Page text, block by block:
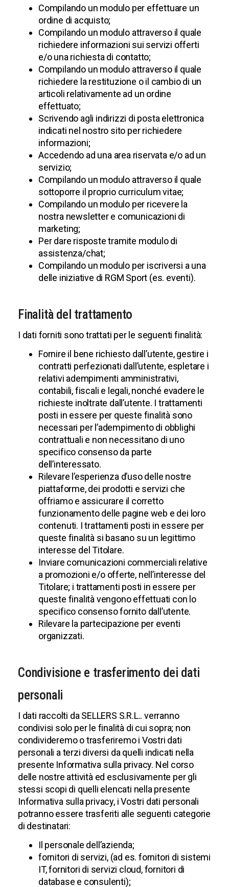
Compilando un modulo per effettuare un
ordine di acquisto;
Compilando un modulo attraverso il quale
richiedere informazioni sui servizi offerti
e/o una richiesta di contatto;
Compilando un modulo attraverso il quale
richiedere la restituzione o il cambio di un
articoli relativamente ad un ordine
effettuato;
Scrivendo agli indirizzi di posta elettronica
indicati nel nostro sito per richiedere
informazioni;
Accedendo ad una area riservata e/o ad un
servizio;
Compilando un modulo attraverso il quale
sottoporre il proprio curriculum vitae;
Compilando un modulo per ricevere la
nostra newsletter e comunicazioni di
marketing;
Per dare risposte tramite modulo di
assistenza/chat;
Compilando un modulo per iscriversi a una
delle iniziative di RGM Sport (es. eventi).
Finalità del trattamento
I dati forniti sono trattati per le seguenti finalità:
Fornire il bene richiesto dall’utente, gestire i
contratti perfezionati dall’utente, espletare i
relativi adempimenti amministrativi,
contabili, fiscali e legali, nonché evadere le
richieste inoltrate dall’utente. I trattamenti
posti in essere per queste finalità sono
necessari per l’adempimento di obblighi
contrattuali e non necessitano di uno
specifico consenso da parte
dell’interessato.
Rilevare l’esperienza d’uso delle nostre
piattaforme, dei prodotti e servizi che
offriamo e assicurare il corretto
funzionamento delle pagine web e dei loro
contenuti. I trattamenti posti in essere per
queste finalità si basano su un legittimo
interesse del Titolare.
Inviare comunicazioni commerciali relative
a promozioni e/o offerte, nell’interesse del
Titolare; i trattamenti posti in essere per
queste finalità vengono effettuati con lo
specifico consenso fornito dall’utente.
Rilevare la partecipazione per eventi
organizzati.
Condivisione e trasferimento dei dati
personali
I dati raccolti da SELLERS S.R.L.. verranno
condivisi solo per le finalità di cui sopra; non
condivideremo o trasferiremo i Vostri dati
personali a terzi diversi da quelli indicati nella
presente Informativa sulla privacy. Nel corso
delle nostre attività ed esclusivamente per gli
stessi scopi di quelli elencati nella presente
Informativa sulla privacy, i Vostri dati personali
potranno essere trasferiti alle seguenti categorie
di destinatari:
Il personale dell’azienda;
fornitori di servizi, (ad es. fornitori di sistemi
IT, fornitori di servizi cloud, fornitori di
database e consulenti);